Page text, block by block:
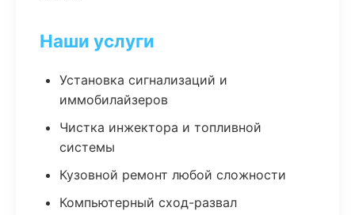
Наши услуги
Установка сигнализаций и
иммобилайзеров
Чистка инжектора и топливной
системы
Кузовной ремонт любой сложности
Компьютерный сход-развал